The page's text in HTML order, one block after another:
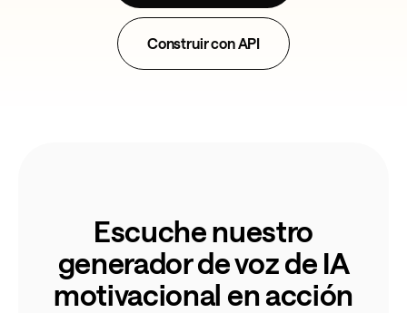
Construir con API
Escuche nuestro
generador de voz de IA
motivacional en acción